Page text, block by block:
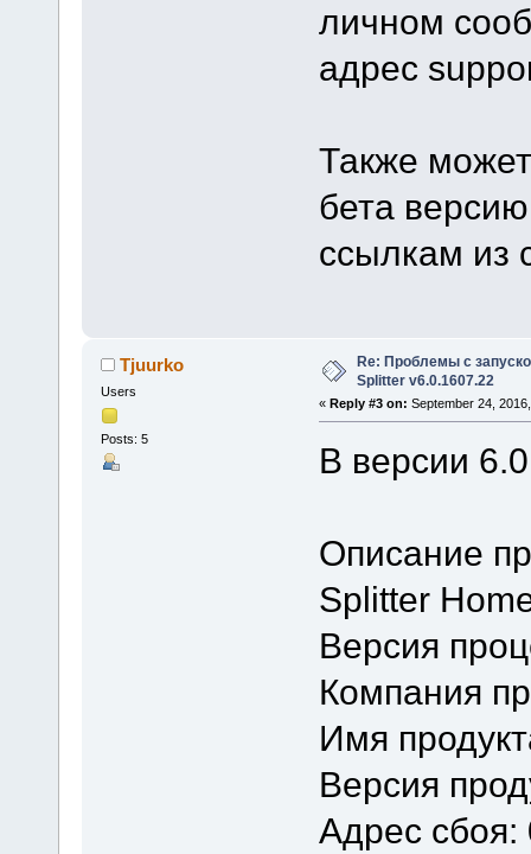
личном
адрес
Также
бета
ссылкам из
Tjuurko
Users
Posts: 5
Re: Проблемы с
Splitter v6.0.1607.22
« Reply #3 on: September 24,
В версии
Описание
Splitter
Версия
Компания
Имя
Версия
Адрес сбоя: